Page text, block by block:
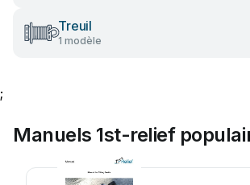
Treuil
1 modèle
;
Manuels 1st-relief